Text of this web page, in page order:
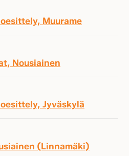
Muurame
Nousiainen
Jyväskylä
(Linnamäki)